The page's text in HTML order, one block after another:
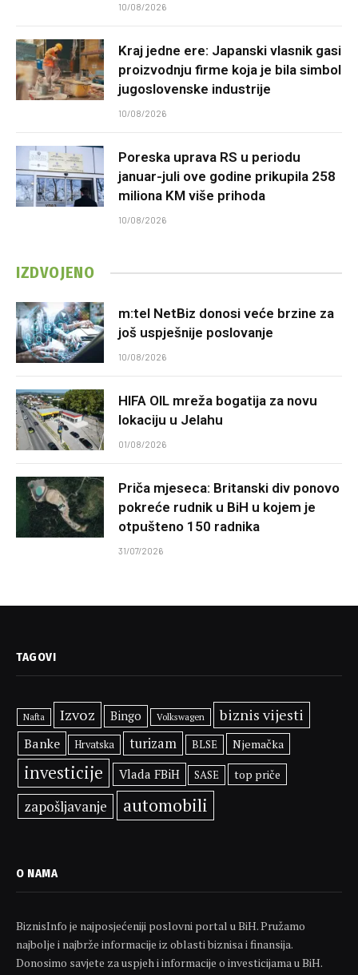
10/08/2026
Kraj jedne ere: Japanski vlasnik gasi
proizvodnju firme koja je bila simbol
jugoslovenske industrije
10/08/2026
Poreska uprava RS u periodu
januar-juli ove godine prikupila 258
miliona KM više prihoda
10/08/2026
IZDVOJENO
m:tel NetBiz donosi veće brzine za
još uspješnije poslovanje
10/08/2026
HIFA OIL mreža bogatija za novu
lokaciju u Jelahu
01/08/2026
Priča mjeseca: Britanski div ponovo
pokreće rudnik u BiH u kojem je
otpušteno 150 radnika
31/07/2026
TAGOVI
Nafta Izvoz Bingo Volkswagen biznis vijesti
Banke Hrvatska turizam BLSE Njemačka
investicije Vlada FBiH SASE top priče
zapošljavanje automobili
O NAMA
BiznisInfo je najposjećeniji poslovni portal u BiH. Pružamo
najbolje i najbrže informacije iz oblasti biznisa i finansija.
Donosimo savjete za uspjeh i informacije o investicijama u BiH.